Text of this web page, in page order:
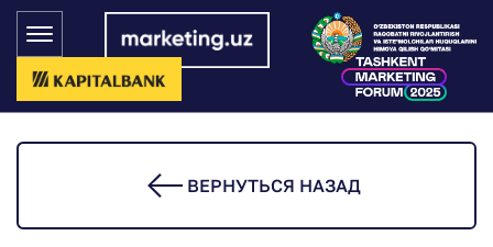
ВЕРНУТЬСЯ НАЗАД